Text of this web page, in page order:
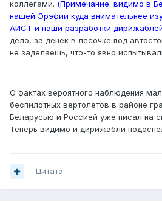
коллегами. (Примечание: видимо в
нашей Эрэфии куда внимательнее
АИСТ и наши разработки
дело, за денек в лесочке под
не заделаешь, что-то явно
О фактах вероятного наблюдения
беспилотных вертолетов в районе
Беларусью и Россией уже писал на
Теперь видимо и дирижабли
Цитата